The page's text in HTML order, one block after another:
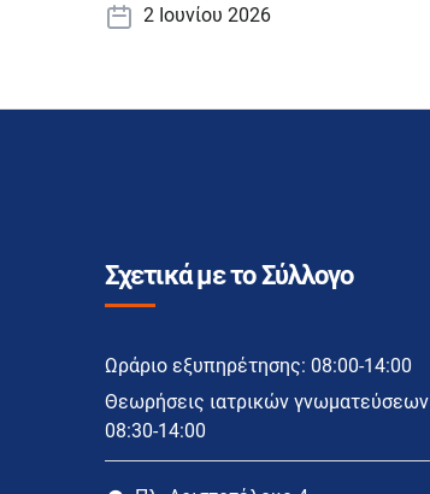
2 Ιουνίου 2026
Σχετικά με το Σύλλογο
Ωράριο εξυπηρέτησης: 08:00-14:00
Θεωρήσεις ιατρικών γνωματεύσεων
08:30-14:00